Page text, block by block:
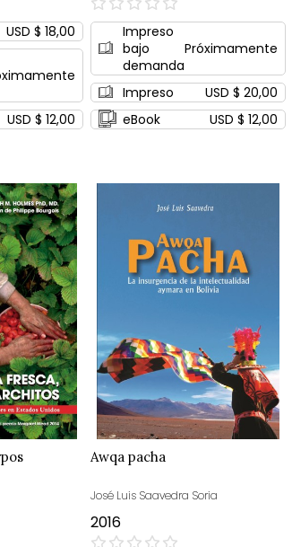
USD $ 18,00
USD $ 12,00
0%
Impreso
bajo
demanda
Próximamente
Impreso
USD $ 20,00
eBook
USD $ 12,00
Awqa pacha
José Luis Saavedra Soria
2016